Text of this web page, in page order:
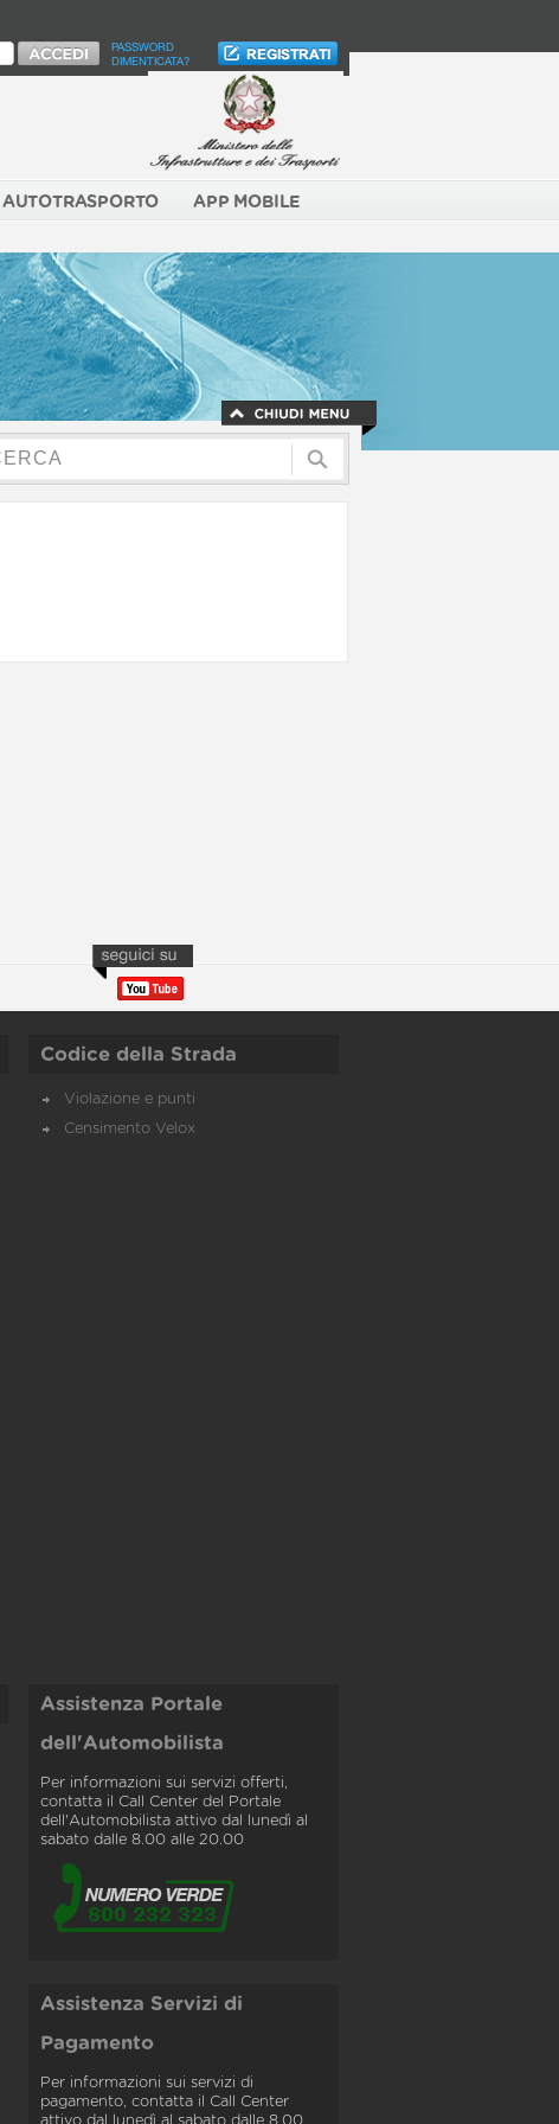
PASSWORD
DIMENTICATA?
AUTOTRASPORTO APP MOBILE
Codice della Strada
Violazione e punti
Censimento Velox
Assistenza Portale
dell'Automobilista
Per informazioni sui servizi offerti,
contatta il Call Center del Portale
dell'Automobilista attivo dal lunedì al
sabato dalle 8.00 alle 20.00
Assistenza Servizi di
Pagamento
Per informazioni sui servizi di
pagamento, contatta il Call Center